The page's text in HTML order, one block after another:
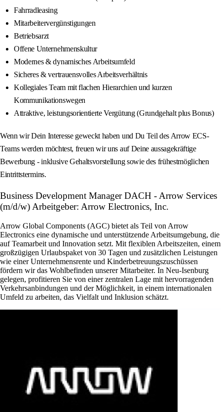
Fahrradleasing
Mitarbeitervergünstigungen
Betriebsarzt
Offene Unternehmenskultur
Modernes & dynamisches Arbeitsumfeld
Sicheres & vertrauensvolles Arbeitsverhältnis
Kollegiales Team mit flachen Hierarchien und kurzen
Kommunikationswegen
Attraktive, leistungsorientierte Vergütung (Grundgehalt plus Bonus)
Wenn wir Dein Interesse geweckt haben und Du Teil des Arrow ECS-
Teams werden möchtest, freuen wir uns auf Deine aussagekräftige
Bewerbung - inklusive Gehaltsvorstellung sowie des frühestmöglichen
Eintrittstermins.
Business Development Manager DACH - Arrow Services
(m/d/w) Arbeitgeber: Arrow Electronics, Inc.
Arrow Global Components (AGC) bietet als Teil von Arrow
Electronics eine dynamische und unterstützende Arbeitsumgebung, die
auf Teamarbeit und Innovation setzt. Mit flexiblen Arbeitszeiten, einem
großzügigen Urlaubspaket von 30 Tagen und zusätzlichen Leistungen
wie einer Unternehmensrente und Kinderbetreuungszuschüssen
fördern wir das Wohlbefinden unserer Mitarbeiter. In Neu-Isenburg
gelegen, profitieren Sie von einer zentralen Lage mit hervorragenden
Verkehrsanbindungen und der Möglichkeit, in einem internationalen
Umfeld zu arbeiten, das Vielfalt und Inklusion schätzt.